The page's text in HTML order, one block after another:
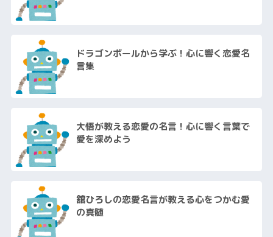
ドラゴンボールから学ぶ！心に響く恋愛名
言集
大悟が教える恋愛の名言！心に響く言葉で
愛を深めよう
舘ひろしの恋愛名言が教える心をつかむ愛
の真髄